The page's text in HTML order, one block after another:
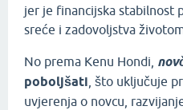
jer je financijska stabilnost
sreće i zadovoljstva
No prema Kenu Hondi,
poboljšati , što uključuje
uvjerenja o novcu,